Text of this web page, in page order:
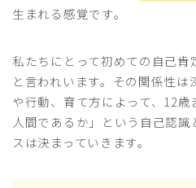
生まれる感覚です。
私たちにとって初めての自己肯
と言われいます。その関係性
や行動、育て方によって、12
人間であるか」という自己認
スは決まっていきます。